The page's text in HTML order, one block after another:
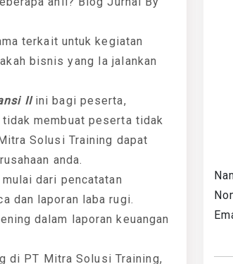
terkait untuk kegiatan
bisnis yang Ia jalankan
IIini bagi peserta,
membuat peserta tidak
Solusi Training dapat
anda.
dari pencatatan
dan laporan laba rugi.
dalam laporan keuangan
di PT Mitra Solusi Training,